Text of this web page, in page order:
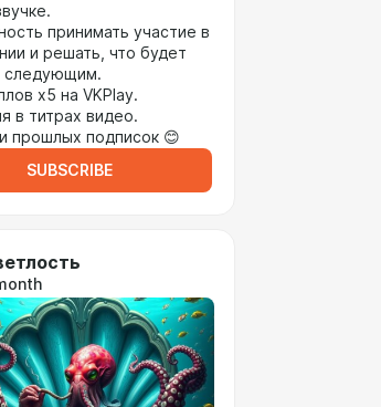
принимать участие в
и решать, что будет
следующим.
х5 на VKPlay.
в титрах видео.
прошлых подписок 😊
SUBSCRIBE